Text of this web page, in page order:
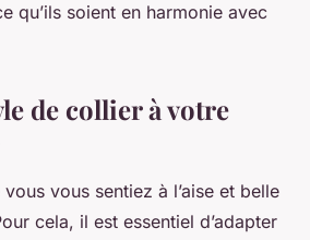
qu’ils soient en harmonie avec
de collier à votre
vous vous sentiez à l’aise et belle
cela, il est essentiel d’adapter